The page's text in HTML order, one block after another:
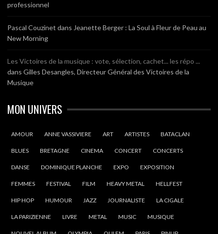
professionnel
Pascal Couzinet dans Jeanette Berger : La Soul à Fleur de Peau au
New Morning
Les Victoires de la musique : vote, sélection, cachet... les répo ...
dans Gilles Desangles, Directeur Général des Victoires de la
Musique
MON UNIVERS
AMOUR ANNE VASSIVIERE ART ARTISTES BATACLAN
BLUES BRETAGNE CINEMA CONCERT CONCERTS
DANSE DOMINIQUE PLANCHE EXPO EXPOSITION
FEMMES FESTIVAL FILM HEAVY METAL HELLFEST
HIP HOP HUMOUR JAZZ JOURNALISTE LA CIGALE
LA PARIZIENNE LIVRE METAL MUSIC MUSIQUE